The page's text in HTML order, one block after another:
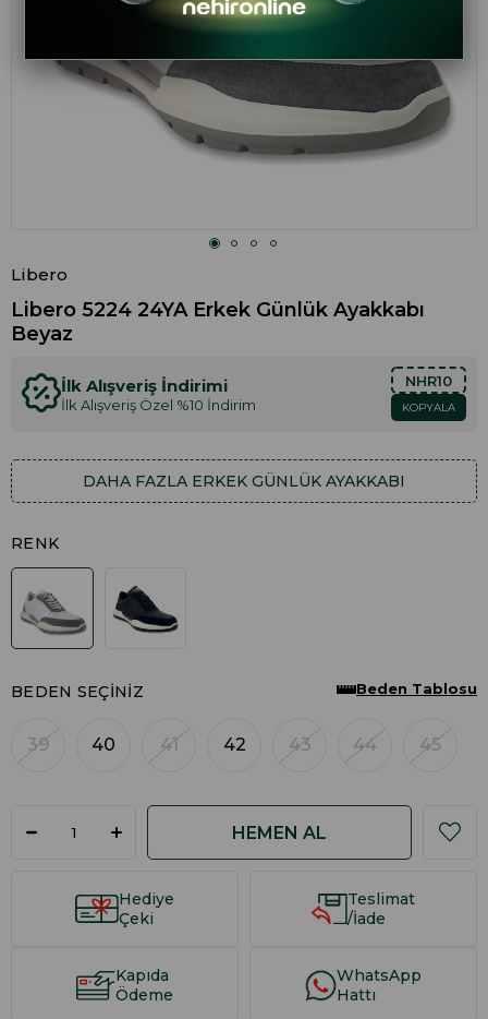
Libero
Libero 5224 24YA Erkek Günlük Ayakkabı
Beyaz
İlk Alışveriş İndirimi
İlk Alışveriş Özel %10 İndirim
NHR10
KOPYALA
DAHA FAZLA ERKEK GÜNLÜK AYAKKABI
RENK
BEDEN SEÇINIZ
39 40 41 42 43 44 45
Beden Tablosu
Hediye
Çeki
Teslimat
/İade
Kapıda
Ödeme
WhatsApp
Hattı